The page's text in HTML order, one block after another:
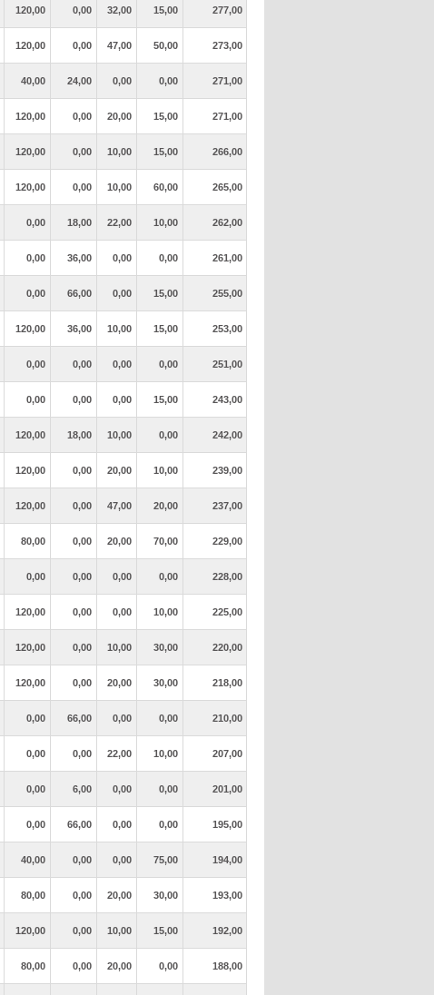
120,00 0,00 32,00 15,00 277,00
120,00 0,00 47,00 50,00 273,00
40,00 24,00 0,00 0,00 271,00
120,00 0,00 20,00 15,00 271,00
120,00 0,00 10,00 15,00 266,00
120,00 0,00 10,00 60,00 265,00
0,00 18,00 22,00 10,00 262,00
0,00 36,00 0,00 0,00 261,00
0,00 66,00 0,00 15,00 255,00
120,00 36,00 10,00 15,00 253,00
0,00 0,00 0,00 0,00 251,00
0,00 0,00 0,00 15,00 243,00
120,00 18,00 10,00 0,00 242,00
120,00 0,00 20,00 10,00 239,00
120,00 0,00 47,00 20,00 237,00
80,00 0,00 20,00 70,00 229,00
0,00 0,00 0,00 0,00 228,00
120,00 0,00 0,00 10,00 225,00
120,00 0,00 10,00 30,00 220,00
120,00 0,00 20,00 30,00 218,00
0,00 66,00 0,00 0,00 210,00
0,00 0,00 22,00 10,00 207,00
0,00 6,00 0,00 0,00 201,00
0,00 66,00 0,00 0,00 195,00
40,00 0,00 0,00 75,00 194,00
80,00 0,00 20,00 30,00 193,00
120,00 0,00 10,00 15,00 192,00
80,00 0,00 20,00 0,00 188,00